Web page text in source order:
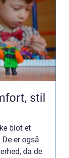
stil
blot et
er også
da de